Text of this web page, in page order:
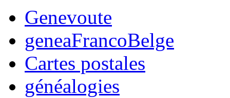
Genevoute
geneaFrancoBelge
Cartes postales
généalogies